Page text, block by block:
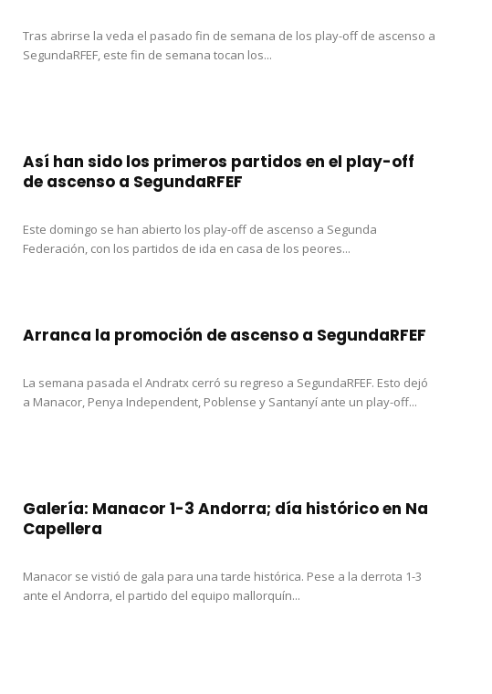
Tras abrirse la veda el pasado fin de semana de los play-off de ascenso a
SegundaRFEF, este fin de semana tocan los...
Así han sido los primeros partidos en el play-off
de ascenso a SegundaRFEF
Este domingo se han abierto los play-off de ascenso a Segunda
Federación, con los partidos de ida en casa de los peores...
Arranca la promoción de ascenso a SegundaRFEF
La semana pasada el Andratx cerró su regreso a SegundaRFEF. Esto dejó
a Manacor, Penya Independent, Poblense y Santanyí ante un play-off...
Galería: Manacor 1-3 Andorra; día histórico en Na
Capellera
Manacor se vistió de gala para una tarde histórica. Pese a la derrota 1-3
ante el Andorra, el partido del equipo mallorquín...